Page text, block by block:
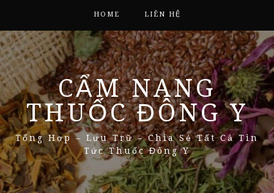
HOME LIÊN HỆ
CẨM NANG
THUỐC ĐÔNG Y
Tổng Hợp – Lưu Trữ – Chia Sẻ Tất Cả Tin
Tức Thuốc Đông Y